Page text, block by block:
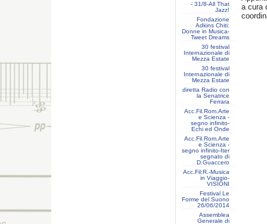
- 31/8-All That
Jazz!
Fondazione
Adkins Chiti:
Donne in Musica-
Tweet Dreams
30 festival
Internazionale di
Mezza Estate
30 festival
Internazionale di
Mezza Estate
diretta Radio con
la Senatrice
Ferrara
Acc.Fil.Rom.Arte
e Scienza -
segno infinito-
Echi ed Onde
Acc.Fil.Rom.Arte
e Scienza -
segno infinito-Iter
segnato di
D.Guaccero
Acc.Fil:R.-Musica
in Viaggio-
VISIONI
Festival Le
Forme del Suono
26/06/2014
Assemblea
Generale di
a cura